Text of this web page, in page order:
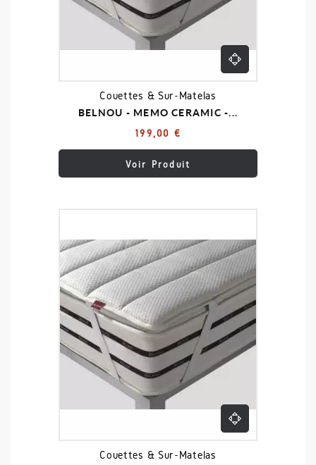
Couettes & Sur-Matelas
BELNOU - MEMO CERAMIC -...
199,00 €
Voir Produit
Couettes & Sur-Matelas